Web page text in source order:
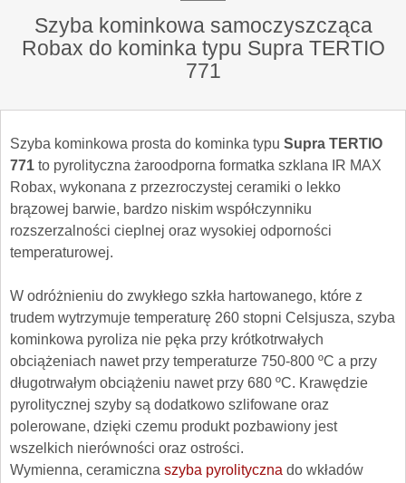
Szyba kominkowa samoczyszcząca
Robax do kominka typu Supra TERTIO
771
Szyba kominkowa prosta do kominka typu Supra TERTIO
771 to pyrolityczna żaroodporna formatka szklana IR MAX
Robax, wykonana z przezroczystej ceramiki o lekko
brązowej barwie, bardzo niskim współczynniku
rozszerzalności cieplnej oraz wysokiej odporności
temperaturowej.
W odróżnieniu do zwykłego szkła hartowanego, które z
trudem wytrzymuje temperaturę 260 stopni Celsjusza, szyba
kominkowa pyroliza nie pęka przy krótkotrwałych
obciążeniach nawet przy temperaturze 750-800 ºC a przy
długotrwałym obciążeniu nawet przy 680 ºC. Krawędzie
pyrolitycznej szyby są dodatkowo szlifowane oraz
polerowane, dzięki czemu produkt pozbawiony jest
wszelkich nierówności oraz ostrości.
Wymienna, ceramiczna szyba pyrolityczna do wkładów